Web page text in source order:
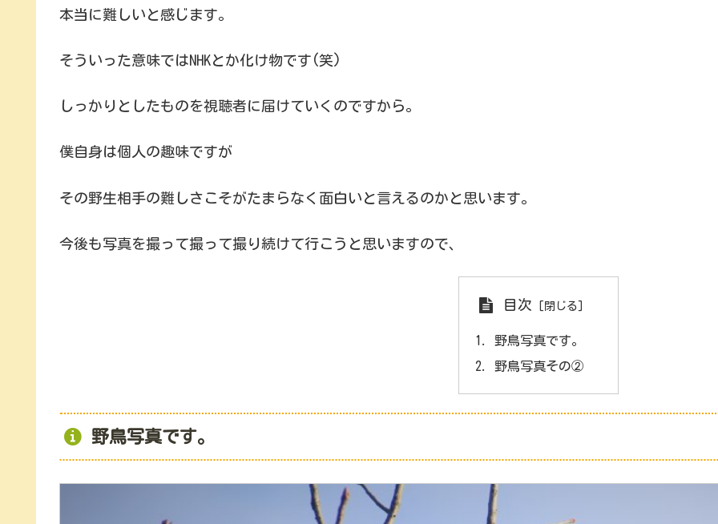
本当に難しいと感じます。
そういった意味ではNHKとか化け物です(笑)
しっかりとしたものを視聴者に届けていくのですから。
僕自身は個人の趣味ですが
その野生相手の難しさこそがたまらなく面白いと言えるのかと思います。
今後も写真を撮って撮って撮り続けて行こうと思いますので、
目次
野鳥写真です。
野鳥写真その②
野鳥写真です。